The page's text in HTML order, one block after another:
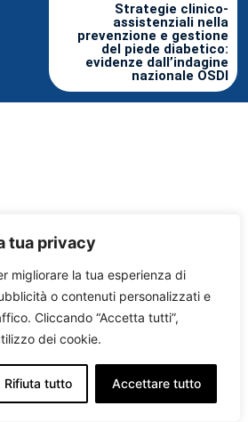
tua privacy
migliorare la tua esperienza di
o contenuti personalizzati e
Cliccando “Accetta tutti”,
dei cookie.
Rifiuta tutto Accettare tutto
Strategie clinico-
assistenziali nella
prevenzione e gestione
del piede diabetico:
evidenze dall’indagine
nazionale OSDI